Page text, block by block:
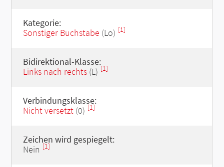
Kategorie:
Sonstiger Buchstabe (Lo) [1]
Bidirektional-Klasse:
Links nach rechts(L) [1]
Verbindungsklasse:
Nicht versetzt(0) [1]
Zeichen wird gespiegelt:
Nein [1]